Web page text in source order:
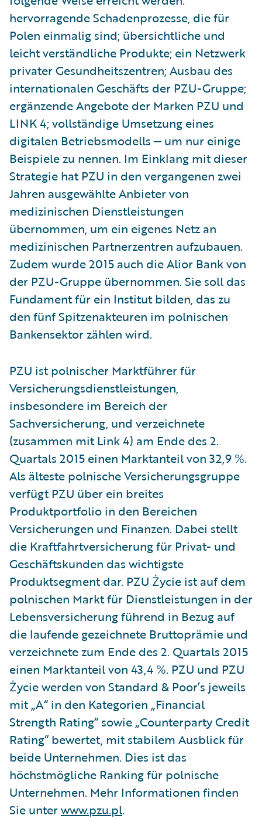
hervorragende Schadenprozesse, die für
Polen einmalig sind; übersichtliche und
leicht verständliche Produkte; ein Netzwerk
privater Gesundheitszentren; Ausbau des
internationalen Geschäfts der PZU-Gruppe;
ergänzende Angebote der Marken PZU und
LINK 4; vollständige Umsetzung eines
digitalen Betriebsmodells ‒ um nur einige
Beispiele zu nennen. Im Einklang mit dieser
Strategie hat PZU in den vergangenen zwei
Jahren ausgewählte Anbieter von
medizinischen Dienstleistungen
übernommen, um ein eigenes Netz an
medizinischen Partnerzentren aufzubauen.
Zudem wurde 2015 auch die Alior Bank von
der PZU-Gruppe übernommen. Sie soll das
Fundament für ein Institut bilden, das zu
den fünf Spitzenakteuren im polnischen
Bankensektor zählen wird.
PZU ist polnischer Marktführer für
Versicherungsdienstleistungen,
insbesondere im Bereich der
Sachversicherung, und verzeichnete
(zusammen mit Link 4) am Ende des 2.
Quartals 2015 einen Marktanteil von 32,9 %.
Als älteste polnische Versicherungsgruppe
verfügt PZU über ein breites
Produktportfolio in den Bereichen
Versicherungen und Finanzen. Dabei stellt
die Kraftfahrtversicherung für Privat- und
Geschäftskunden das wichtigste
Produktsegment dar. PZU Życie ist auf dem
polnischen Markt für Dienstleistungen in der
Lebensversicherung führend in Bezug auf
die laufende gezeichnete Bruttoprämie und
verzeichnete zum Ende des 2. Quartals 2015
einen Marktanteil von 43,4 %. PZU und PZU
Życie werden von Standard & Poor’s jeweils
mit „A“ in den Kategorien „Financial
Strength Rating“ sowie „Counterparty Credit
Rating“ bewertet, mit stabilem Ausblick für
beide Unternehmen. Dies ist das
höchstmögliche Ranking für polnische
Unternehmen. Mehr Informationen finden
Sie unterwww.pzu.pl.